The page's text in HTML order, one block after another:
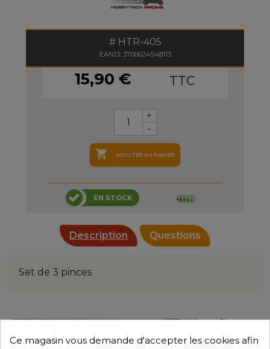
HTR-405
EAN13: 3700624548113
15,90 € TTC
 AJOUTER AU PANIER
EN STOCK
Description Questions
Set de 3 pinces
Ce magasin vous demande d'accepter les cookies afin